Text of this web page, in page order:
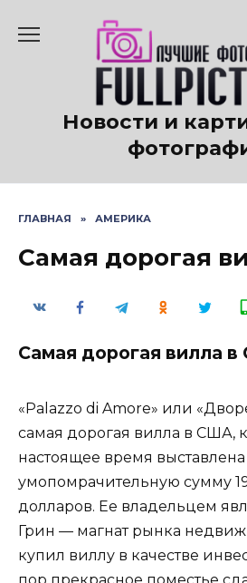
содержанию
Новости и
ГЛАВНАЯ » АМЕРИКА
Самая дорогая
Самая дорогая вилла
«Palazzo di Amore» или
самая дорогая вилла в США,
настоящее время
умопомрачительную сумму
долларов. Ее владельцем
Грин — магнат рынка
купил виллу в качестве